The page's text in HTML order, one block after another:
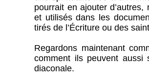
pourrait en ajouter
et utilisés dans les
tirés de l’Écriture ou des
Regardons maintenant
comment ils peuvent aussi
diaconale.